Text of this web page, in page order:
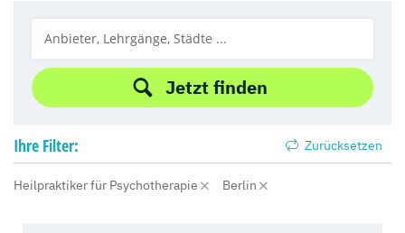
Jetzt finden
Ihre Filter: Zurücksetzen
Heilpraktiker für Psychotherapie Berlin